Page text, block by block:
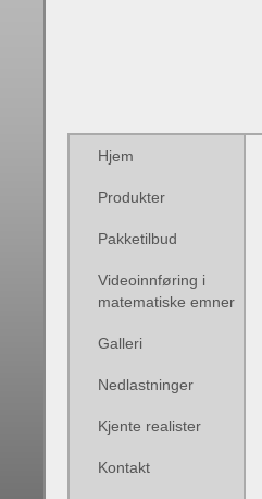
Hjem
Produkter
Pakketilbud
Videoinnføring i
matematiske emner
Galleri
Nedlastninger
Kjente realister
Kontakt